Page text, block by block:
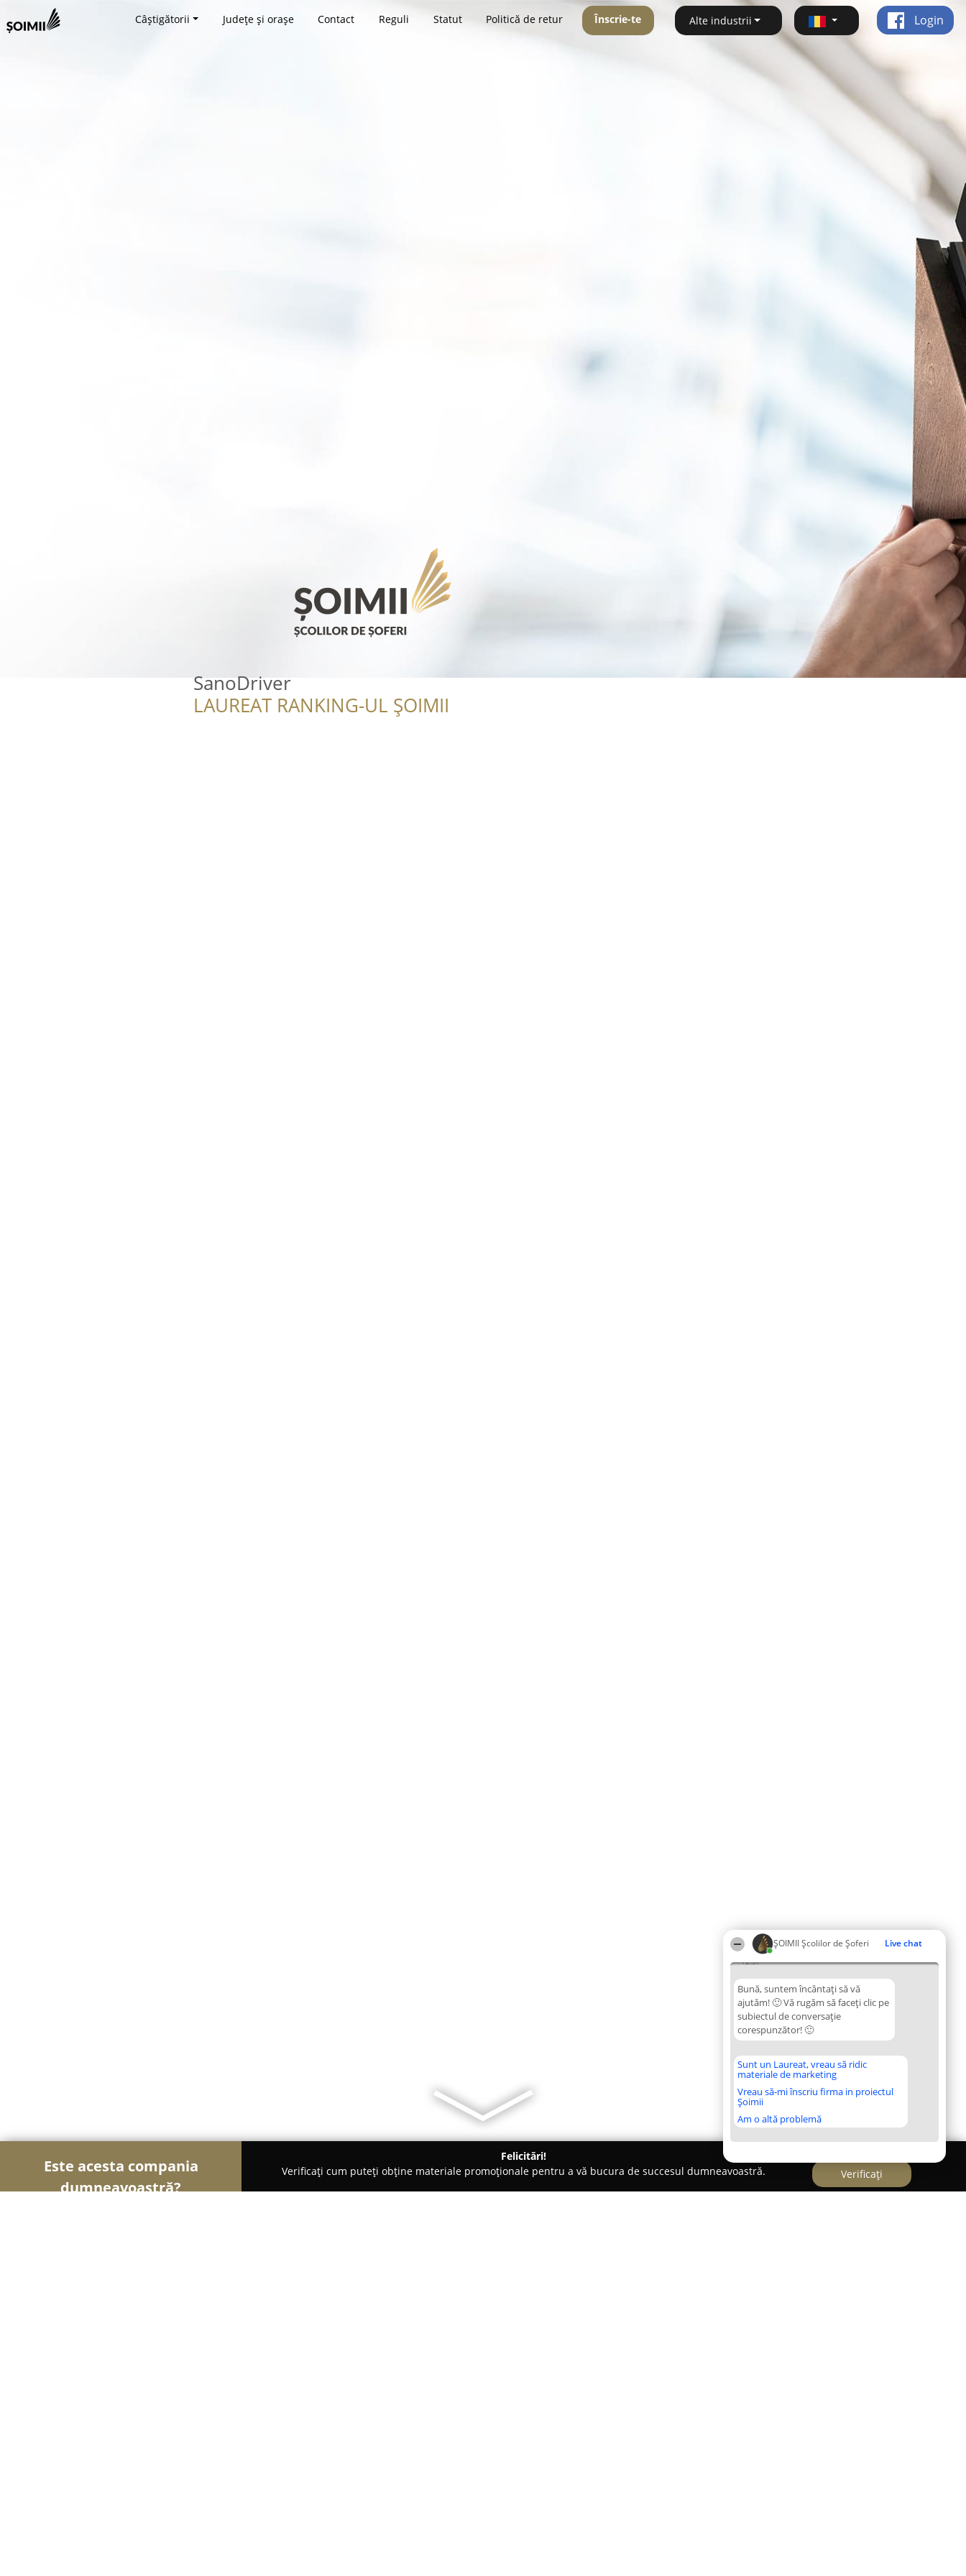
ŞOIMII Școlilor de Șoferi Live chat
12:37
Bună, suntem încântați să vă
ajutăm! 🙂 Vă rugăm să faceți clic pe
subiectul de conversație
corespunzător! 🙂
Sunt un Laureat, vreau să ridic
materiale de marketing
Vreau să-mi înscriu firma in proiectul
Șoimii
Am o altă problemă
Câștigătorii Județe și orașe Contact Reguli Statut Politică de retur Înscrie-te Alte industrii Login
SanoDriver
LAUREAT RANKING-UL ȘOIMII
Este acesta compania
dumneavoastră?
Felicitări!
Verificați cum puteți obține materiale promoționale pentru a vă bucura de succesul dumneavoastră.
Verificați